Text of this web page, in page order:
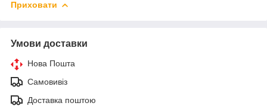
Приховати
Умови доставки
Нова Пошта
Самовивіз
Доставка поштою